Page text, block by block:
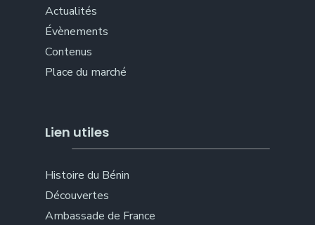
Actualités
Évènements
Contenus
Place du marché
Lien utiles
Histoire du Bénin
Découvertes
Ambassade de France